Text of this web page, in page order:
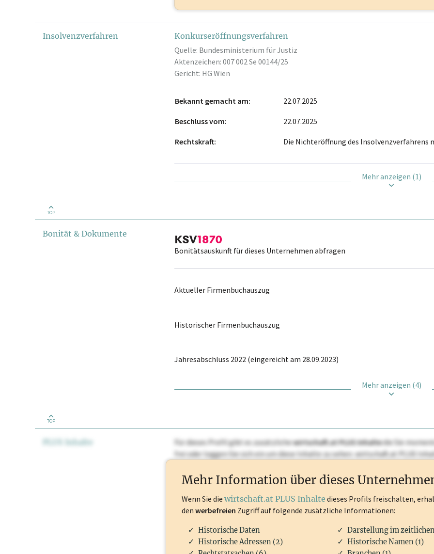
Insolvenzverfahren
Konkurseröffnungsverfahren
Quelle: Bundesministerium für Justiz
Aktenzeichen: 007 002 Se 00144/25
Gericht: HG Wien
Bekannt gemacht am 22.07.2025
Beschluss vom 22.07.2025
Rechtskraft Die Nichteröffnung des
Mehr anzeigen (1)
TOP
Bonität & Dokumente
Bonitätsauskunft für dieses Unternehmen abfragen
Aktueller Firmenbuchauszug
Historischer Firmenbuchauszug
Jahresabschluss 2022 (eingereicht am 28.09.2023)
Mehr anzeigen (4)
TOP
PLUS Inhalte Für dieses Profil gibt es zusätzlichewirtschaft.at PLUS Inhaltedie Sie
frei oder loggen Sie sich ein um diese Inhalte zu sehen. wirtschaft.at PLUS
Mehr Information über dieses
Wenn Sie die wirtschaft.at PLUS Inhalte dieses Profils freischalten,
den werbefreien Zugriff auf folgende zusätzliche Informationen:
Historische Daten
Darstellung im
Historische Adressen (2)
Historische Namen (1)